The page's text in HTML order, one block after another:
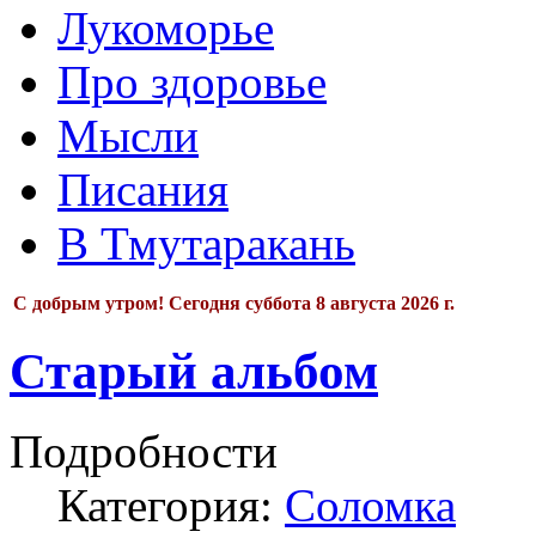
Лукоморье
Про здоровье
Мысли
Писания
В Тмутаракань
С добрым утром! Сегодня суббота 8 августа 2026 г.
Старый альбом
Подробности
Категория: Соломка